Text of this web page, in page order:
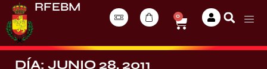
RFEBM
0
DÍA: JUNIO 28, 2011